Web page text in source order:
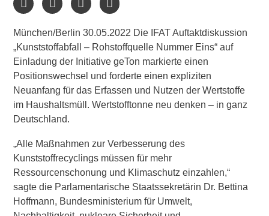
München/Berlin 30.05.2022 Die IFAT Auftaktdiskussion
„Kunststoffabfall – Rohstoffquelle Nummer Eins“ auf
Einladung der Initiative geTon markierte einen
Positionswechsel und forderte einen expliziten
Neuanfang für das Erfassen und Nutzen der Wertstoffe
im Haushaltsmüll. Wertstofftonne neu denken – in ganz
Deutschland.
„Alle Maßnahmen zur Verbesserung des
Kunststoffrecyclings müssen für mehr
Ressourcenschonung und Klimaschutz einzahlen,“
sagte die Parlamentarische Staatssekretärin Dr. Bettina
Hoffmann, Bundesministerium für Umwelt,